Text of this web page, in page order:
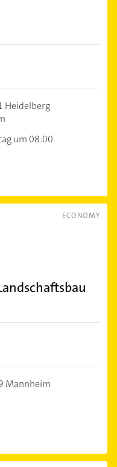
Heidelberg
um 08:00
ECONOMY
Mannheim